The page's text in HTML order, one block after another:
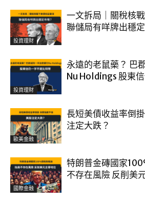
投資理財
一文拆局｜關稅核
聯儲局有咩牌出穩
投資理財
永遠的老鼠藥？ 巴
Nu Holdings 股東
歐美金融
長短美債收益率倒
注定大跌？
國際金融
特朗普金磚國家
不存在風險 反削美